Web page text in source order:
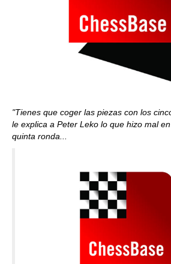
"Tienes que coger las piezas con los
le explica a Peter Leko lo que hizo mal
quinta ronda...